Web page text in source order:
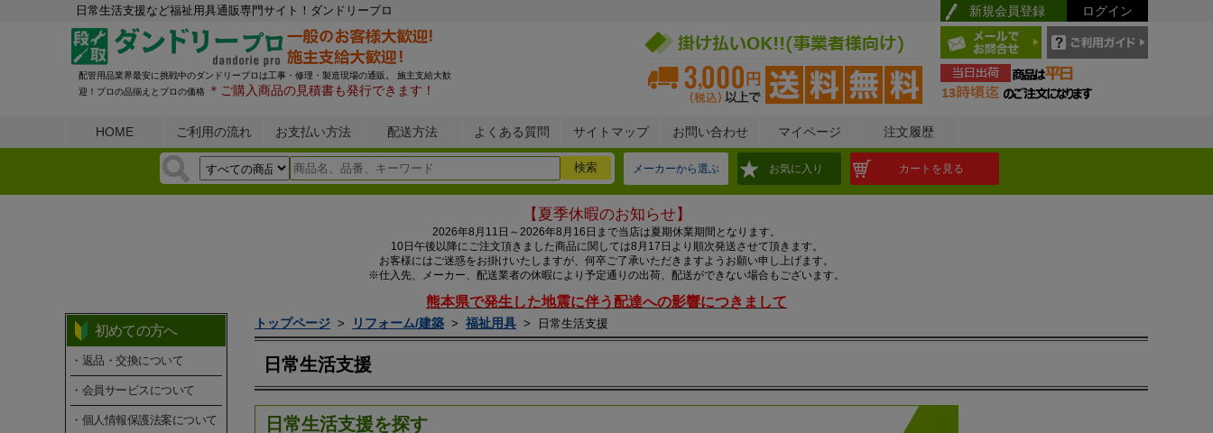
日常生活支援など福祉用具通販専門サイト！ダンドリープロ 新規会員登録 ログイン
配管用品業界最安に挑戦中のダンドリープロは工事・修理・製造現場の通販。 施主支給大歓
迎！プロの品揃えとプロの価格
＊ご購入商品の見積書も発行できます！
HOME ご利用の流れ お支払い方法 配送方法 よくある質問 サイトマップ お問い合わせ マイページ 注文履歴
メーカーから選ぶ お気に入り カートを見る
【夏季休暇のお知らせ】
2026年8月11日～2026年8月16日まで当店は夏期休業期間となります。
10日午後以降にご注文頂きました商品に関しては8月17日より順次発送させて頂きます。
お客様にはご迷惑をお掛けいたしますが、何卒ご了承いただきますようお願い申し上げます。
※仕入先、メーカー、配送業者の休暇により予定通りの出荷、配送ができない場合もございます。
熊本県で発生した地震に伴う配達への影響につきまして
初めての方へ
・返品・交換について
・会員サービスについて
・個人情報保護法案について
トップページ > リフォーム/建築 > 福祉用具 > 日常生活支援
日常生活支援
日常生活支援を探す